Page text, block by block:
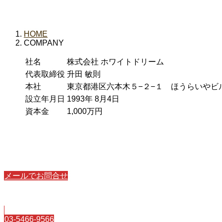
HOME
COMPANY
社名
株式会社 ホワイトドリーム
代表取締役 升田 敏則
本社
東京都港区六本木５−２−１ ほうらいやビ
設立年月日 1993年 8月4日
資本金
1,000万円
メールでお問合せ
03-5466-9566